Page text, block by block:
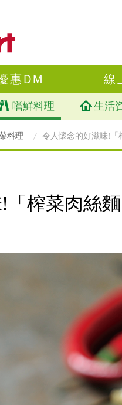
惠DM 線
嚐鮮料理 生活
料理 令人懷念的好滋味!「
榨菜肉絲